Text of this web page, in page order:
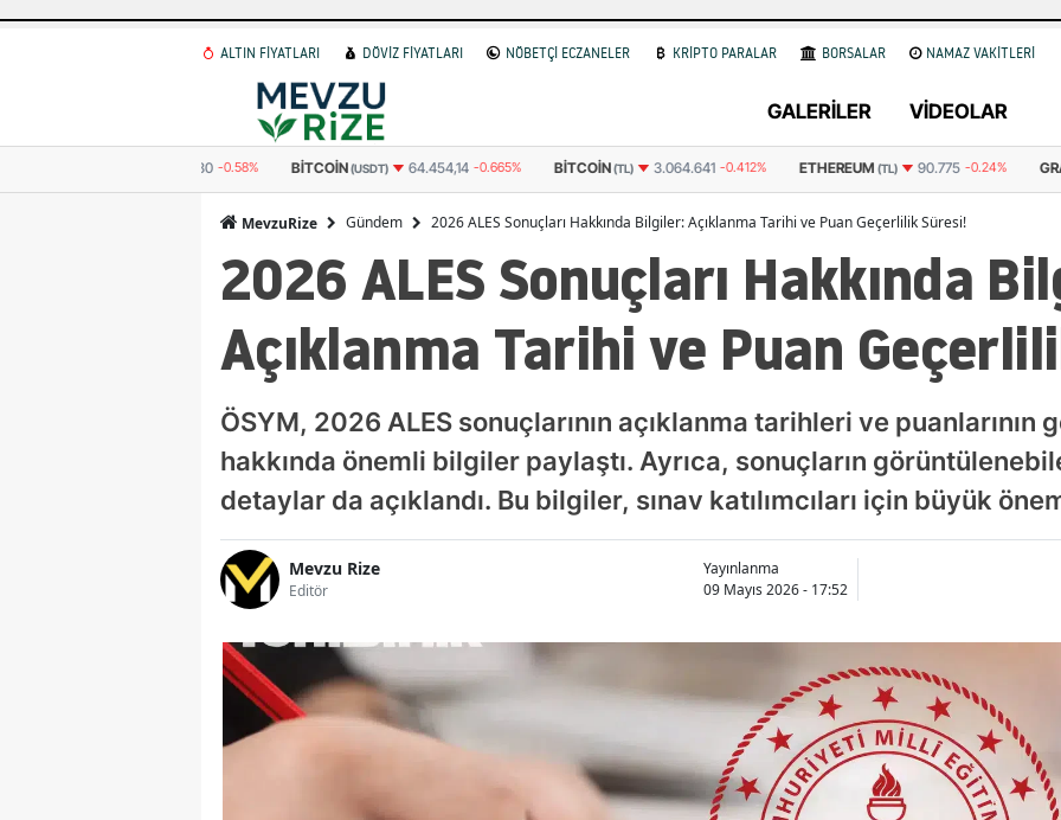
ALTIN FİYATLARI DÖVİZ FİYATLARI NÖBETÇİ ECZANELER KRİPTO PARALAR BORSALAR NAMAZ VAKİTLERİ
GALERİLER VİDEOLAR
BITCOIN (USDT) 64.454,14 -0.665% BITCOIN 3.064.641 -0.412% ETHEREUM (TL) 90.775 -0.24% GRAM ALTIN
MevzuRize Gündem 2026 ALES Sonuçları Hakkında Bilgiler: Açıklanma Tarihi ve Puan Geçerlilik Süresi!
2026 ALES Sonuçları Hakkında
Açıklanma Tarihi ve Puan
ÖSYM, 2026 ALES sonuçlarının açıklanma tarihleri ve
hakkında önemli bilgiler paylaştı. Ayrıca, sonuçların
detaylar da açıklandı. Bu bilgiler, sınav katılımcıları için büyük
Mevzu Rize
Editör
Yayınlanma
09 Mayıs 2026 - 17:52